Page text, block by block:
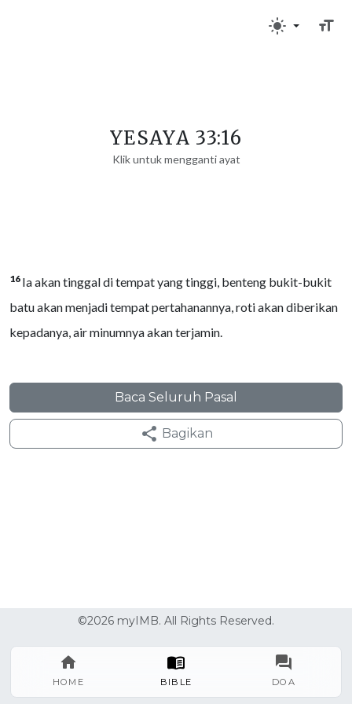
HOME BIBLE DOA
YESAYA 33:16
Klik untuk mengganti ayat
16 Ia akan tinggal di tempat yang tinggi, benteng bukit-bukit
batu akan menjadi tempat pertahanannya, roti akan diberikan
kepadanya, air minumnya akan terjamin.
Baca Seluruh Pasal
Bagikan
©2026 myIMB. All Rights Reserved.